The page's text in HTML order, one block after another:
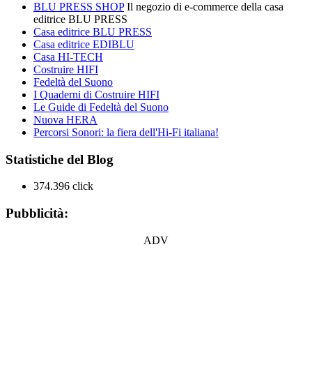
BLU PRESS SHOPIl negozio di e-commerce della casa
editrice BLU PRESS
Casa editrice BLU PRESS
Casa editrice EDIBLU
Casa HI-TECH
Costruire HIFI
Fedeltà del Suono
I Quaderni di Costruire HIFI
Le Guide di Fedeltà del Suono
Nuova HERA
Percorsi Sonori: la fiera dell'Hi-Fi italiana!
Statistiche del Blog
374.396 click
Pubblicità:
ADV